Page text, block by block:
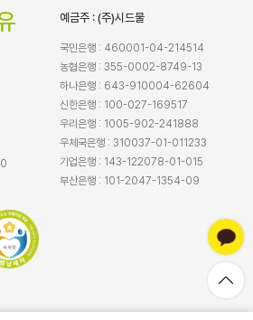
예금주 : (주)시드물
국민은행 : 460001-04-214514
농협은행 : 355-0002-8749-13
하나은행 : 643-910004-62604
신한은행 : 100-027-169517
우리은행 : 1005-902-241888
우체국은행 : 310037-01-011233
기업은행 : 143-122078-01-015
부산은행 : 101-2047-1354-09